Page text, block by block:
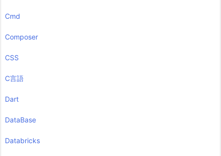
Cmd
Composer
CSS
C言語
Dart
DataBase
Databricks